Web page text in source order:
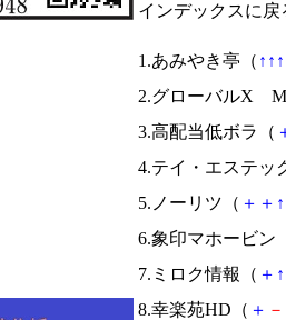
インデックスに戻
1.あみやき亭（ ↑ ↑ ↑
2.グローバルX
3.高配当低ボラ（
4.テイ・エステッ
5.ノーリツ（ ＋ ＋ ↑
6.象印マホービン
7.ミロク情報（ ＋ ↑
8.幸楽苑HD（ ＋ －